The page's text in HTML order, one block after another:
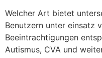
Welcher Art bietet
Benutzern unter einsatz
Beeintrachtigungen
Autismus, CVA und